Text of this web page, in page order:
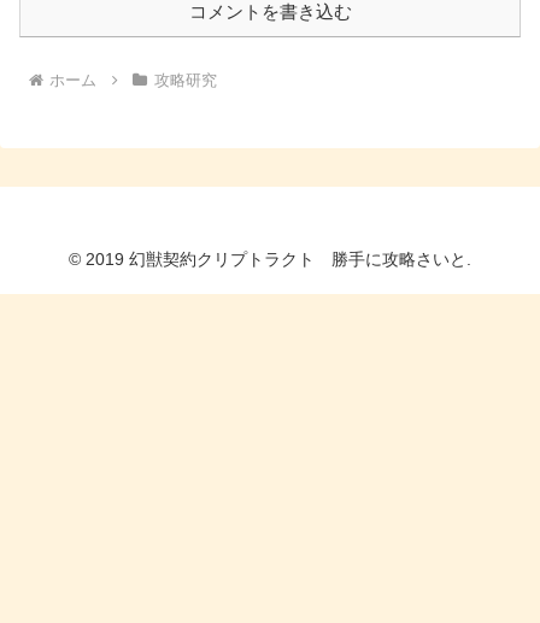
コメントを書き込む
ホーム 攻略研究
© 2019 幻獣契約クリプトラクト 勝手に攻略さいと.